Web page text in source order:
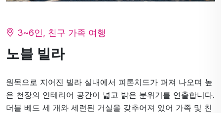
3~6인, 친구 가족 여행
노블 빌라
원목으로 지어진 빌라 실내에서 피톤치드가 퍼져 나오며 높
은 천장의 인테리어 공간이 넓고 밝은 분위기를 연출합니다.
더블 베드 세 개와 세련된 거실을 갖추어져 있어 가족 및 친